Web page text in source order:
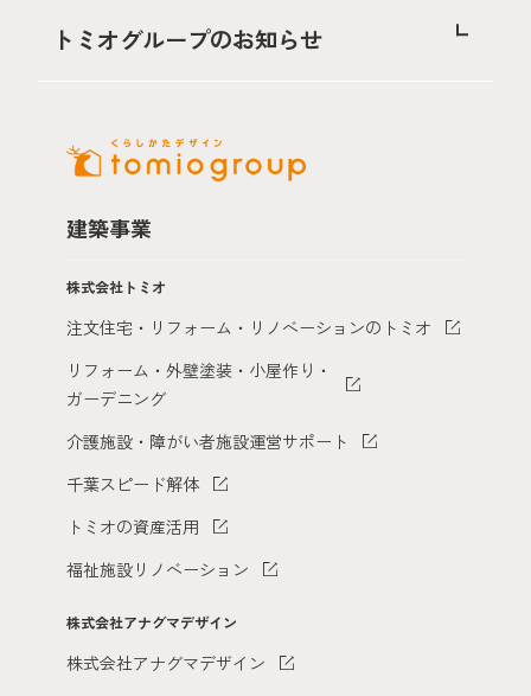
トミオグループのお知らせ
建築事業
株式会社トミオ
注文住宅・リフォーム・リノベーションのトミオ
リフォーム・外壁塗装・小屋作り・
ガーデニング
介護施設・障がい者施設運営サポート
千葉スピード解体
トミオの資産活用
福祉施設リノベーション
株式会社アナグマデザイン
株式会社アナグマデザイン